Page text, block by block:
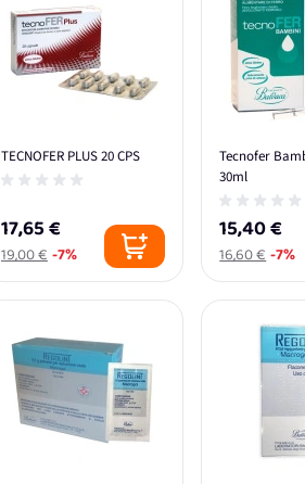
TECNOFER PLUS 20 CPS
17,65 €
19,00 €-7%
Tecnofer
30ml
15,40 €
16,60 €-7%